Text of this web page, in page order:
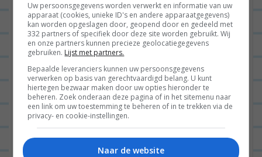
Ah wat een goede tip! Dat
ga ik eens proberen!
BEANTWOORDEN
NIENKE 12/06/2016 op 17:51
Ziet er super heerlijk uit! Ik ga straks
heerlijk soep met stokbrood eten,
Uw persoonsgegevens worden verwerkt en informatie van uw
apparaat (cookies, unieke ID's en andere apparaatgegevens)
kan worden opgeslagen door, geopend door en gedeeld met
332 partners of specifiek door deze site worden gebruikt. Wij
en onze partners kunnen precieze geolocatiegegevens
gebruiken. Lijst met partners.
Bepaalde leveranciers kunnen uw persoonsgegevens
verwerken op basis van gerechtvaardigd belang. U kunt
hiertegen bezwaar maken door uw opties hieronder te
beheren. Zoek onderaan deze pagina of in het sitemenu naar
een link om uw toestemming te beheren of in te trekken via de
privacy- en cookie-instellingen.
Naar de website